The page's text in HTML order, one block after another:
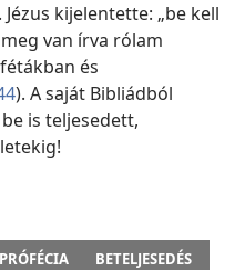
kijelentette: „be kell
van írva rólam
és
). A saját Bibliádból
is teljesedett,
PRÓFÉCIA
BETELJESEDÉS